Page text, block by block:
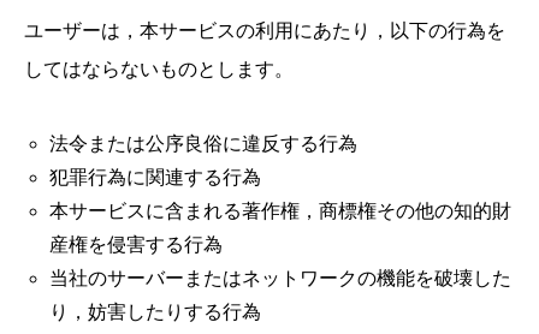
ユーザーは，本サービスの利用にあたり，以下の行為を
してはならないものとします。
法令または公序良俗に違反する行為
犯罪行為に関連する行為
本サービスに含まれる著作権，商標権その他の知的財
産権を侵害する行為
当社のサーバーまたはネットワークの機能を破壊した
り，妨害したりする行為